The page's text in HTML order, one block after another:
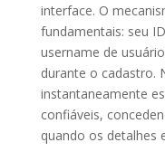
interface. O
fundamentais: seu
username de
durante o cadastro.
instantaneamente
confiáveis,
quando os detalhes